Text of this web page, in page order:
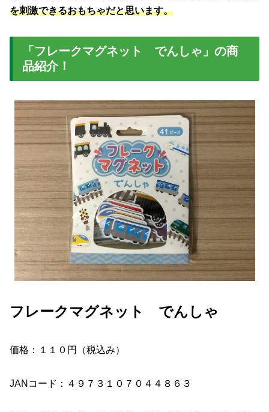
を刺激できるおもちゃだと思います。
「フレークマグネット でんしゃ」の商
品紹介！
フレークマグネット でんしゃ
価格：１１０円（税込み）
JANコード：４９７３１０７０４４８６３